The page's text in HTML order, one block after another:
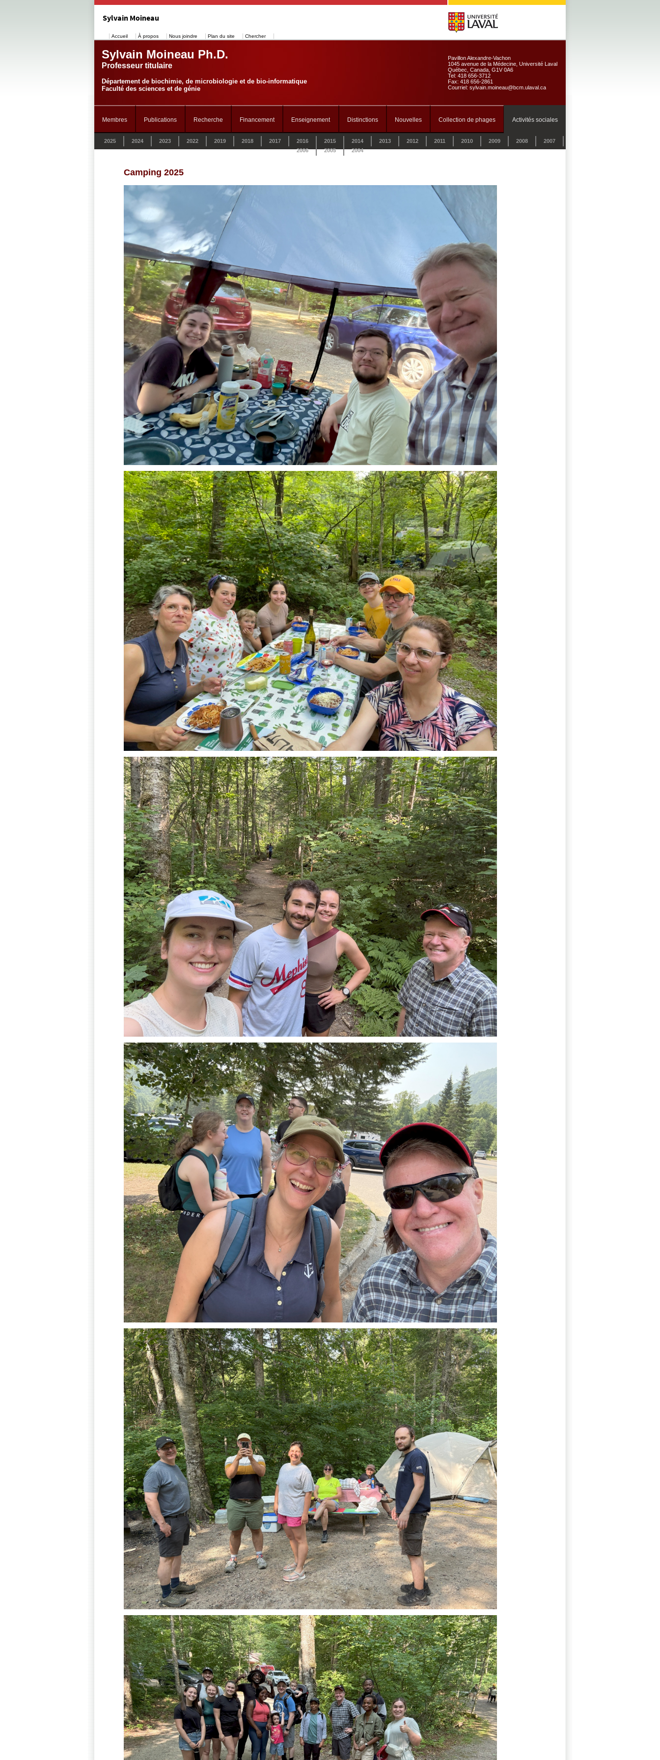
Sylvain Moineau
Accueil À propos Nous joindre Plan du site Chercher
Sylvain Moineau Ph.D.
Professeur titulaire
Département de biochimie, de microbiologie et de bio-informatique
Faculté des sciences et de génie
Pavillon Alexandre-Vachon
1045 avenue de la Médecine, Université Laval
Québec, Canada, G1V 0A6
Tel: 418 656-3712
Fax: 418 656-2861
Courriel: sylvain.moineau@bcm.ulaval.ca
Membres Publications Recherche Financement Enseignement Distinctions Nouvelles Collection de phages Activités sociales
2025 2024 2023 2022 2019 2018 2017 2016 2015 2014 2013 2012 2011 2010 2009 2008
2007
2006
2005 2004
Camping 2025